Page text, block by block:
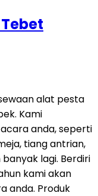
alat pesta
Kami
anda, seperti
tiang antrian,
lagi. Berdiri
kami akan
anda. Produk